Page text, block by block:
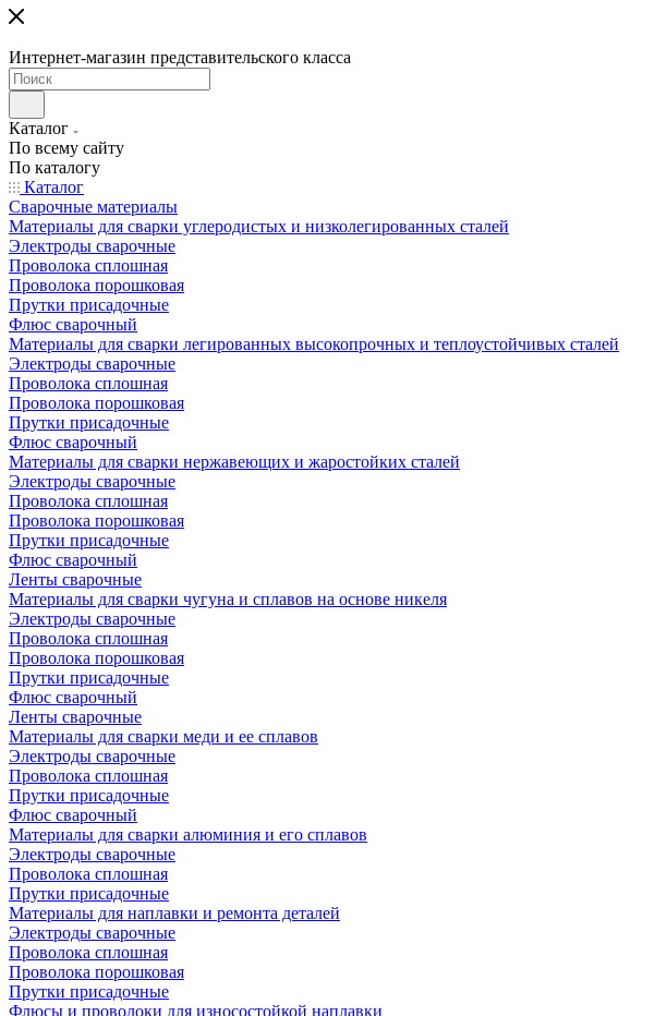
Интернет-магазин представительского класса
Каталог
По всему сайту
По каталогу
Каталог
Сварочные материалы
Материалы для сварки углеродистых и низколегированных сталей
Электроды сварочные
Проволока сплошная
Проволока порошковая
Прутки присадочные
Флюс сварочный
Материалы для сварки легированных высокопрочных и теплоустойчивых сталей
Электроды сварочные
Проволока сплошная
Проволока порошковая
Прутки присадочные
Флюс сварочный
Материалы для сварки нержавеющих и жаростойких сталей
Электроды сварочные
Проволока сплошная
Проволока порошковая
Прутки присадочные
Флюс сварочный
Ленты сварочные
Материалы для сварки чугуна и сплавов на основе никеля
Электроды сварочные
Проволока сплошная
Проволока порошковая
Прутки присадочные
Флюс сварочный
Ленты сварочные
Материалы для сварки меди и ее сплавов
Электроды сварочные
Проволока сплошная
Прутки присадочные
Флюс сварочный
Материалы для сварки алюминия и его сплавов
Электроды сварочные
Проволока сплошная
Прутки присадочные
Материалы для наплавки и ремонта деталей
Электроды сварочные
Проволока сплошная
Проволока порошковая
Прутки присадочные
Флюсы и проволоки для износостойкой наплавки